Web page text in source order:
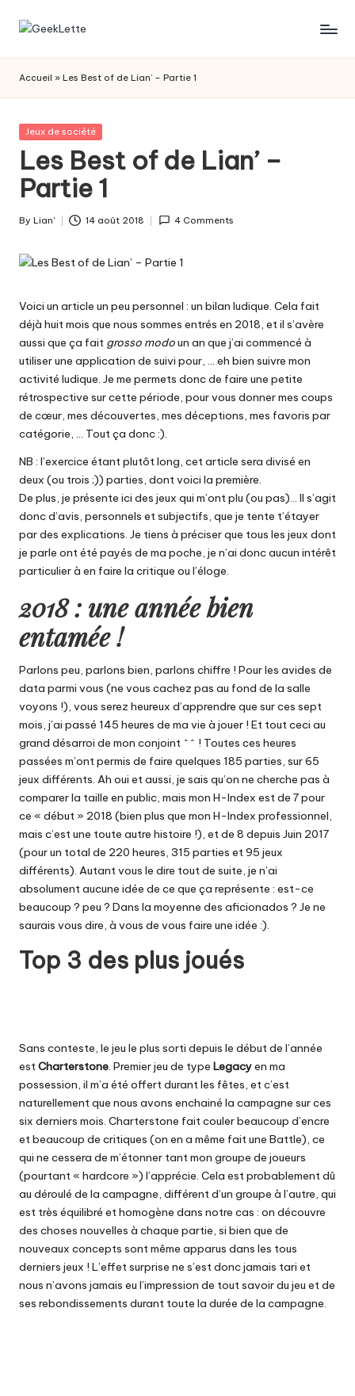
Skip
G
e
e
k
L
e
t
t
e
les
de
société
Accueil » Les Best of de Lian’ – Partie 1
Posted
Jeux de société
Les Best of de Lian’ –
Partie 1
Posted
By Lian' 14 août 2018 4 Comments
Voici un article un peu personnel : un bilan ludique. Cela fait
déjà huit mois que nous sommes entrés en 2018, et il s’avère
aussi que ça fait grosso modoun an que j’ai commencé à
utiliser une application de suivi pour, … eh bien suivre mon
activité ludique. Je me permets donc de faire une petite
rétrospective sur cette période, pour vous donner mes coups
de cœur, mes découvertes, mes déceptions, mes favoris par
catégorie, … Tout ça donc :).
NB : l’exercice étant plutôt long, cet article sera divisé en
deux (ou trois ;)) parties, dont voici la première.
De plus, je présente ici des jeux qui m’ont plu (ou pas)… Il s’agit
donc d’avis, personnels et subjectifs, que je tente t’étayer
par des explications. Je tiens à préciser que tous les jeux dont
je parle ont été payés de ma poche, je n’ai donc aucun intérêt
particulier à en faire la critique ou l’éloge.
2018 : une année bien
entamée !
Parlons peu, parlons bien, parlons chiffre ! Pour les avides de
data parmi vous (ne vous cachez pas au fond de la salle
voyons !), vous serez heureux d’apprendre que sur ces sept
mois, j’ai passé 145 heures de ma vie à jouer ! Et tout ceci au
grand désarroi de mon conjoint ^^ ! Toutes ces heures
passées m’ont permis de faire quelques 185 parties, sur 65
jeux différents. Ah oui et aussi, je sais qu’on ne cherche pas à
comparer la taille en public, mais mon H-Index est de 7 pour
ce « début » 2018 (bien plus que mon H-Index professionnel,
mais c’est une toute autre histoire !), et de 8 depuis Juin 2017
(pour un total de 220 heures, 315 parties et 95 jeux
différents). Autant vous le dire tout de suite, je n’ai
absolument aucune idée de ce que ça représente : est-ce
beaucoup ? peu ? Dans la moyenne des aficionados ? Je ne
saurais vous dire, à vous de vous faire une idée :).
Top 3 des plus joués
Sans conteste, le jeu le plus sorti depuis le début de l’année
estCharterstone. Premier jeu de type Legacyen ma
possession, il m’a été offert durant les fêtes, et c’est
naturellement que nous avons enchainé la campagne sur ces
six derniers mois. Charterstone fait couler beaucoup d’encre
et beaucoup de critiques (on en a même fait une Battle), ce
qui ne cessera de m’étonner tant mon groupe de joueurs
(pourtant « hardcore ») l’apprécie. Cela est probablement dû
au déroulé de la campagne, différent d’un groupe à l’autre, qui
est très équilibré et homogène dans notre cas : on découvre
des choses nouvelles à chaque partie, si bien que de
nouveaux concepts sont même apparus dans les tous
derniers jeux ! L’effet surprise ne s’est donc jamais tari et
nous n’avons jamais eu l’impression de tout savoir du jeu et de
ses rebondissements durant toute la durée de la campagne.